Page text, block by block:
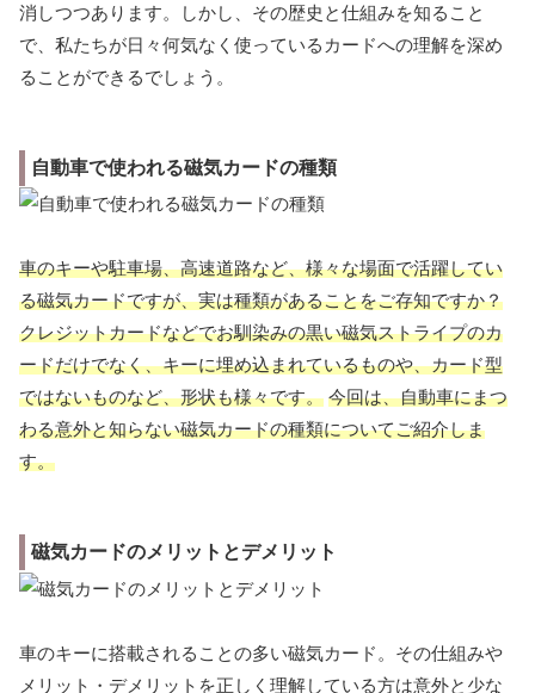
消しつつあります。しかし、その歴史と仕組みを知ること
で、私たちが日々何気なく使っているカードへの理解を深め
ることができるでしょう。
自動車で使われる磁気カードの種類
車のキーや駐車場、高速道路など、様々な場面で活躍してい
る磁気カードですが、実は種類があることをご存知ですか？
クレジットカードなどでお馴染みの黒い磁気ストライプのカ
ードだけでなく、キーに埋め込まれているものや、カード型
ではないものなど、形状も様々です。 今回は、自動車にまつ
わる意外と知らない磁気カードの種類についてご紹介しま
す。
磁気カードのメリットとデメリット
車のキーに搭載されることの多い磁気カード。その仕組みや
メリット・デメリットを正しく理解している方は意外と少な